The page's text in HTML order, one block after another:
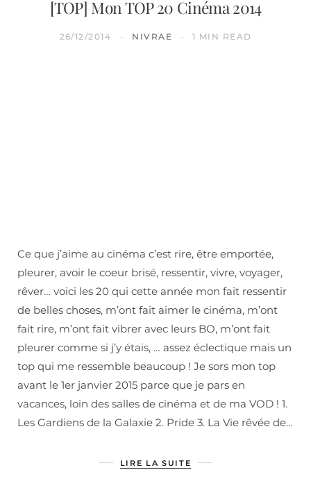
[TOP] Mon TOP 20 Cinéma 2014
26/12/2014 NIVRAE 1 MIN READ
Ce que j’aime au cinéma c’est rire, être emportée,
pleurer, avoir le coeur brisé, ressentir, vivre, voyager,
rêver… voici les 20 qui cette année mon fait ressentir
de belles choses, m’ont fait aimer le cinéma, m’ont
fait rire, m’ont fait vibrer avec leurs BO, m’ont fait
pleurer comme si j’y étais, … assez éclectique mais un
top qui me ressemble beaucoup ! Je sors mon top
avant le 1er janvier 2015 parce que je pars en
vacances, loin des salles de cinéma et de ma VOD ! 1.
Les Gardiens de la Galaxie 2. Pride 3. La Vie rêvée de…
LIRE LA SUITE